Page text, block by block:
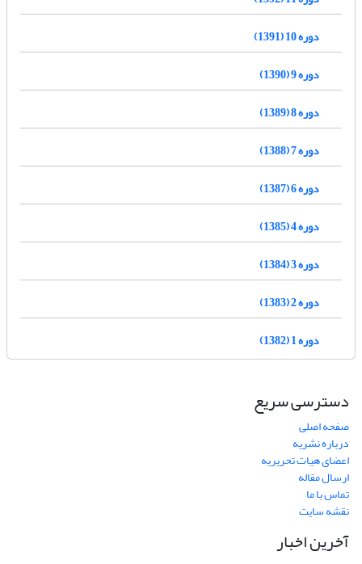
دوره 10 (1391)
دوره 9 (1390)
دوره 8 (1389)
دوره 7 (1388)
دوره 6 (1387)
دوره 4 (1385)
دوره 3 (1384)
دوره 2 (1383)
دوره 1 (1382)
دسترسی سریع
صفحه اصلی
درباره نشریه
اعضای هیات تحریریه
ارسال مقاله
تماس با ما
نقشه سایت
آخرین اخبار